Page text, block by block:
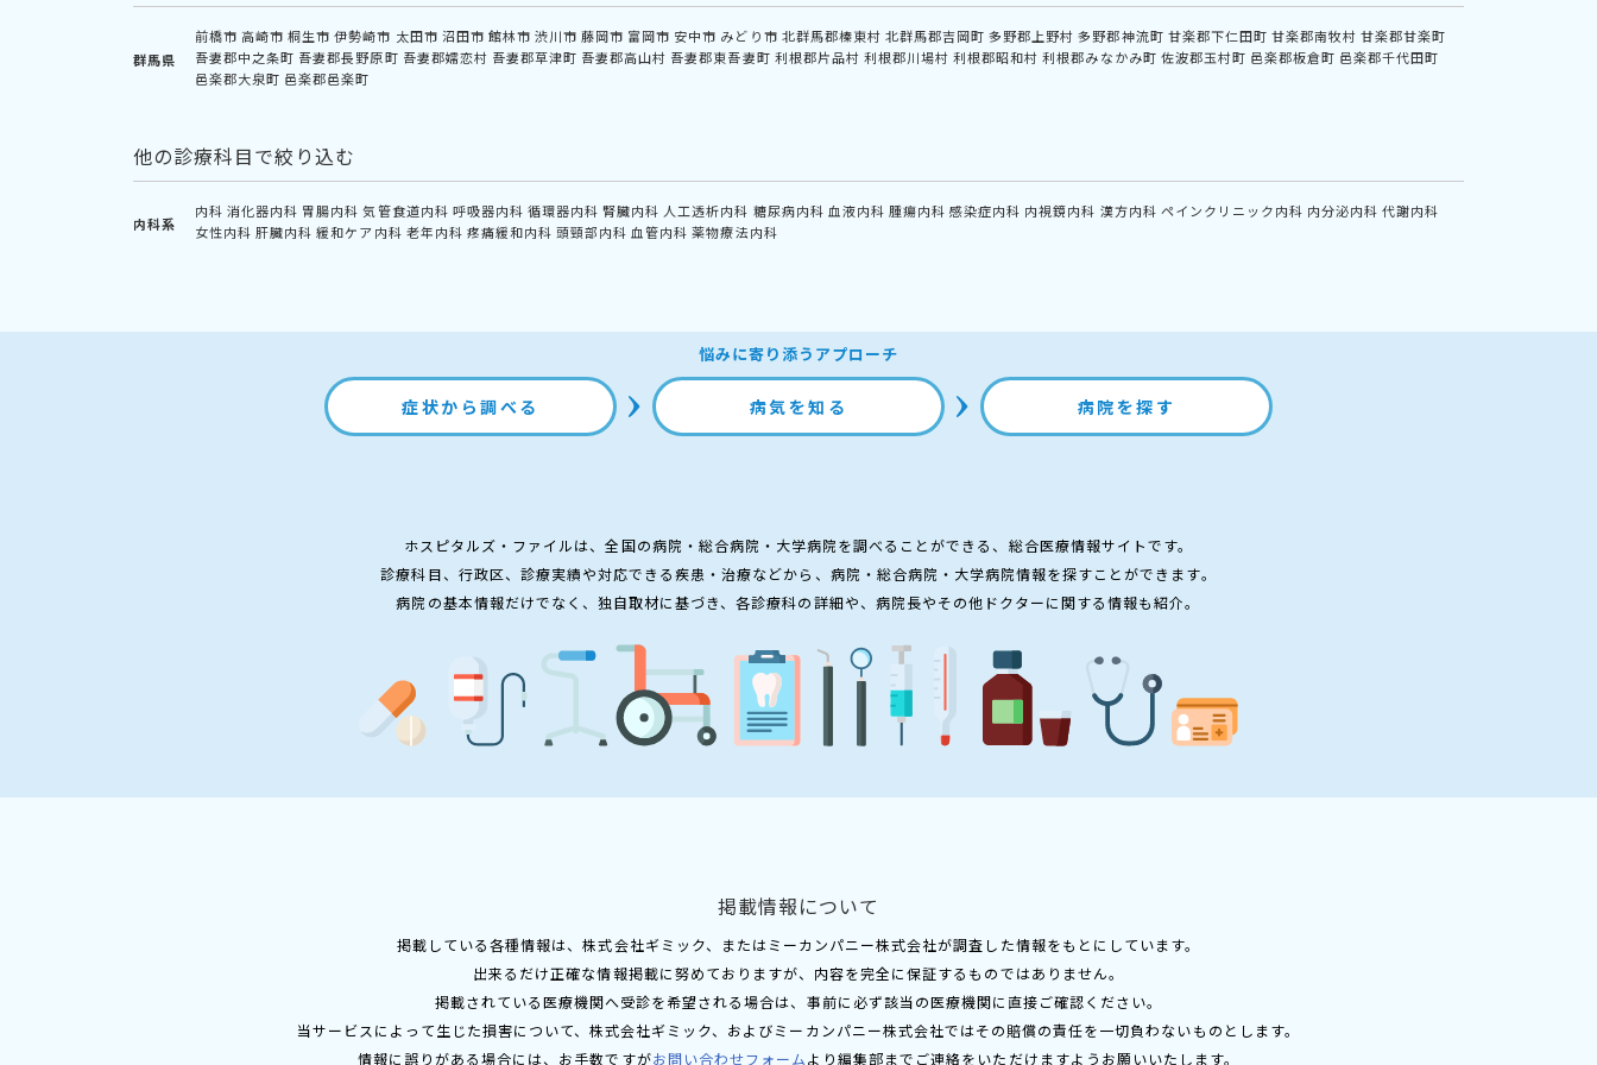
群馬県
前橋市 高崎市 桐生市 伊勢崎市 太田市 沼田市 館林市 渋川市 藤岡市 富岡市 安中市 みどり市 北群馬郡榛東村 北群馬郡吉岡町 多野郡上野村 多野郡神流町 甘楽郡下仁田町 甘楽郡南牧村 甘楽郡甘楽町
吾妻郡中之条町 吾妻郡長野原町 吾妻郡嬬恋村 吾妻郡草津町 吾妻郡高山村 吾妻郡東吾妻町 利根郡片品村 利根郡川場村 利根郡昭和村 利根郡みなかみ町 佐波郡玉村町 邑楽郡板倉町 邑楽郡千代田町
邑楽郡大泉町 邑楽郡邑楽町
他の診療科目で絞り込む
内科系
内科 消化器内科 胃腸内科 気管食道内科 呼吸器内科 循環器内科 腎臓内科 人工透析内科 糖尿病内科 血液内科 腫瘍内科 感染症内科 内視鏡内科 漢方内科 ペインクリニック内科 内分泌内科 代謝内科
女性内科 肝臓内科 緩和ケア内科 老年内科 疼痛緩和内科 頭頸部内科 血管内科 薬物療法内科
悩みに寄り添うアプローチ
症状から調べる 病気を知る 病院を探す
ホスピタルズ・ファイルは、全国の病院・総合病院・大学病院を調べることができる、総合医療情報サイトです。
診療科目、行政区、診療実績や対応できる疾患・治療などから、病院・総合病院・大学病院情報を探すことができます。
病院の基本情報だけでなく、独自取材に基づき、各診療科の詳細や、病院長やその他ドクターに関する情報も紹介。
掲載情報について
掲載している各種情報は、株式会社ギミック、またはミーカンパニー株式会社が調査した情報をもとにしています。
出来るだけ正確な情報掲載に努めておりますが、内容を完全に保証するものではありません。
掲載されている医療機関へ受診を希望される場合は、事前に必ず該当の医療機関に直接ご確認ください。
当サービスによって生じた損害について、株式会社ギミック、およびミーカンパニー株式会社ではその賠償の責任を一切負わないものとします。
情報に誤りがある場合には、お手数ですがお問い合わせフォームより編集部までご連絡をいただけますようお願いいたします。